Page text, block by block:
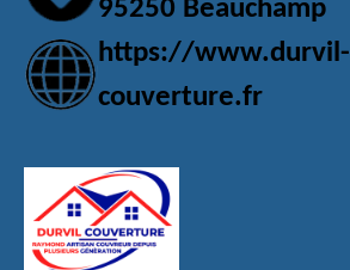
95250 Beauchamp
https://www.durvil-
couverture.fr